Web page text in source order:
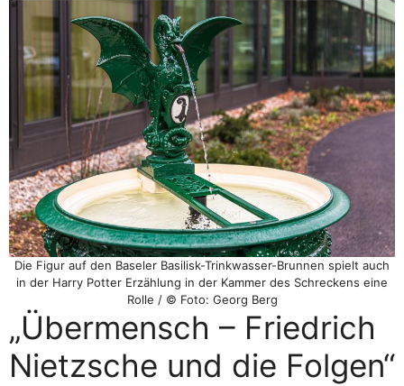
Die Figur auf den Baseler Basilisk-Trinkwasser-Brunnen spielt auch
in der Harry Potter Erzählung in der Kammer des Schreckens eine
Rolle / © Foto: Georg Berg
„Übermensch – Friedrich
Nietzsche und die Folgen“